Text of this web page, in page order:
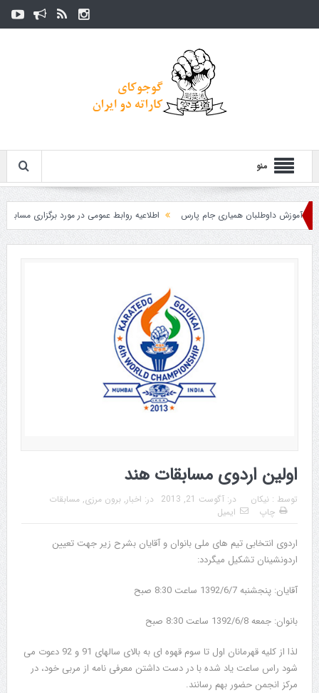
منو
داوطلبان همیاری جام پارس اطلاعیه روابط عمومی در مورد برگزاری مسابقات
اولین اردوی مسابقات هند
توسط : نیکان در: آگوست 21, 2013 در: اخبار, برون مرزی, مسابقات
چاپ
ایمیل
اردوی انتخابی تیم های ملی بانوان و آقایان بشرح زیر جهت تعیین
اردونشینان تشکیل میگردد:
آقایان: پنجشنبه 1392/6/7 ساعت 8:30 صبح
بانوان: جمعه 1392/6/8 ساعت 8:30 صبح
لذا از کلیه قهرمانان اول تا سوم قهوه ای به بالای سالهای 91 و 92 دعوت می
شود راس ساعت یاد شده با در دست داشتن معرفی نامه از مربی خود، در
مرکز انجمن حضور بهم رسانند.